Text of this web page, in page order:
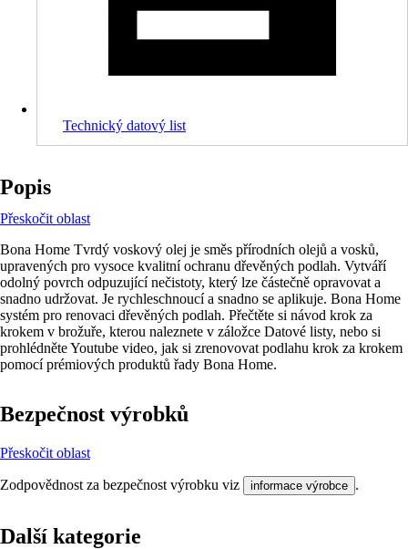
Technický datový list
Popis
Přeskočit oblast
Bona Home Tvrdý voskový olej je směs přírodních olejů a vosků,
upravených pro vysoce kvalitní ochranu dřevěných podlah. Vytváří
odolný povrch odpuzující nečistoty, který lze částečně opravovat a
snadno udržovat. Je rychleschnoucí a snadno se aplikuje. Bona Home
systém pro renovaci dřevěných podlah. Přečtěte si návod krok za
krokem v brožuře, kterou naleznete v záložce Datové listy, nebo si
prohlédněte Youtube video, jak si zrenovovat podlahu krok za krokem
pomocí prémiových produktů řady Bona Home.
Bezpečnost výrobků
Přeskočit oblast
Zodpovědnost za bezpečnost výrobku viz informace výrobce .
Další kategorie